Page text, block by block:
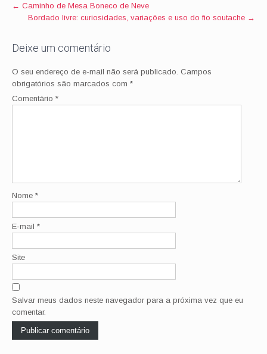
Post
navigation
← Caminho de Mesa Boneco de Neve
Bordado livre: curiosidades, variações e uso do fio soutache →
Deixe um comentário
O seu endereço de e-mail não será publicado. Campos
obrigatórios são marcados com *
Comentário *
Nome *
E-mail *
Site
Salvar meus dados neste navegador para a próxima vez que eu
comentar.